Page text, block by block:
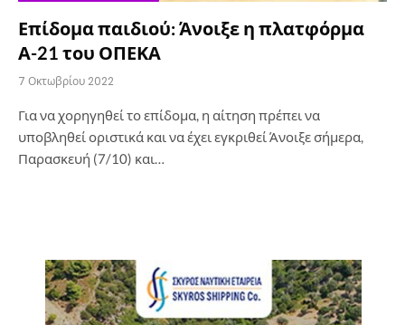
Επίδομα παιδιού: Άνοιξε η πλατφόρμα
Α-21 του ΟΠΕΚΑ
7 Οκτωβρίου 2022
Για να χορηγηθεί το επίδομα, η αίτηση πρέπει να
υποβληθεί οριστικά και να έχει εγκριθεί Άνοιξε σήμερα,
Παρασκευή (7/10) και…